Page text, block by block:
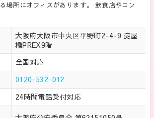
場所にオフィスがあります。 飲食店やコン
大阪府大阪市中央区平野町2-4-9 淀屋
橋PREX9階
全国対応
0120-532-012
24時間電話受付対応